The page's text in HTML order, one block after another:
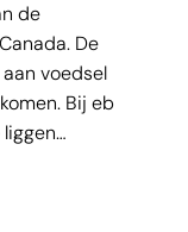
de
De
voedsel
Bij eb